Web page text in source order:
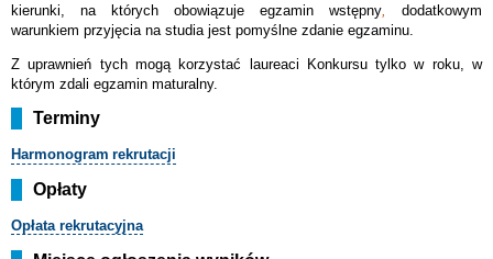
kierunki, na których obowiązuje egzamin wstępny
dodatkowym
warunkiem przyjęcia na studia jest pomyślne zdanie egzaminu.
Z uprawnień tych mogą korzystać laureaci Konkursu tylko w roku, w
którym zdali egzamin maturalny.
Terminy
Harmonogram rekrutacji
Opłaty
Opłata rekrutacyjna